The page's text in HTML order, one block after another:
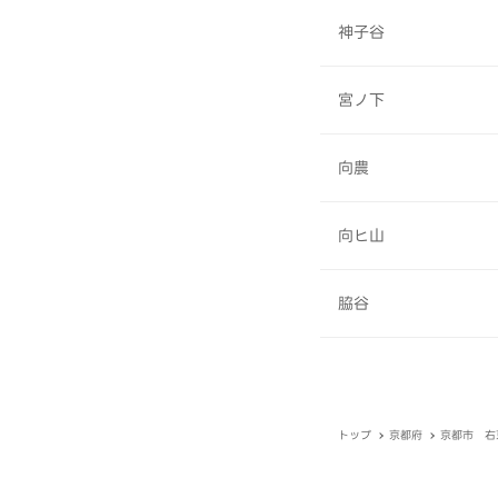
神子谷
宮ノ下
向農
向ヒ山
脇谷
トップ 京都府 京都市 右